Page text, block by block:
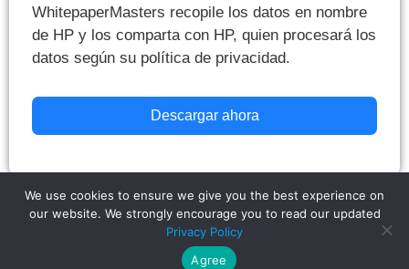
WhitepaperMasters recopile los datos en nombre
de HP y los comparta con HP, quien procesará los
datos según su política de privacidad.
Descargar ahora
Copyright © 2026,WhitepaperMastersAll Rights Reserved.Privacy
Do Not Sell My Information
We use cookies to ensure we give you the best experience on
our website. We strongly encourage you to read our updated
Privacy Policy
Agree